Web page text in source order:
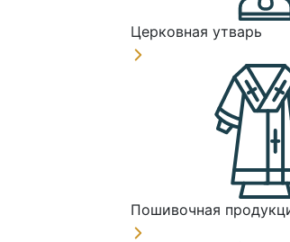
Церковная утварь
Пошивочная